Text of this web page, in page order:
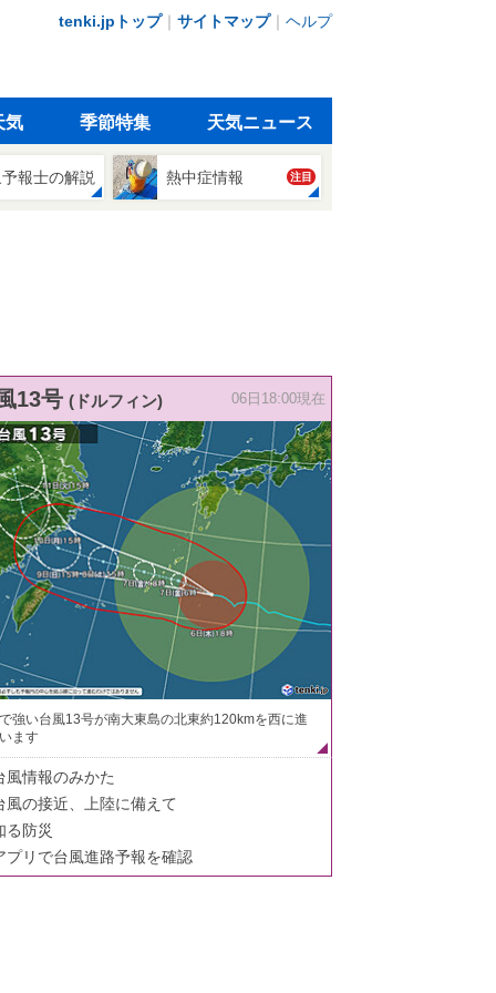
tenki.jpトップ｜ サイトマップ｜ ヘルプ
気 季節特集 天気ニュース
報士の解説 熱中症情報 注目
13号 (ドルフィン) 06日18:00現在
強い台風13号が南大東島の北東約120kmを西に進
ます
風情報のみかた
風の接近、上陸に備えて
る防災
プリで台風進路予報を確認